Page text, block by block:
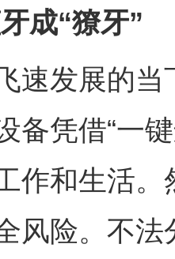
“獠牙”
发展的当
备凭借“一
作和生活。
风险。不